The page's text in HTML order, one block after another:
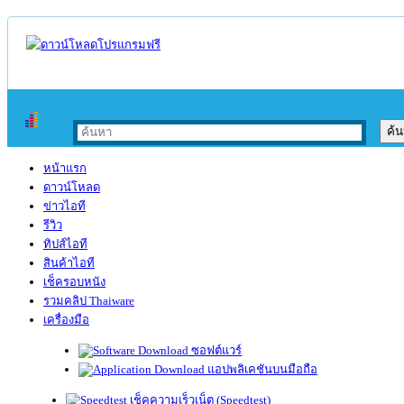
หน้าแรก
ดาวน์โหลด
ข่าวไอที
รีวิว
ทิปส์ไอที
สินค้าไอที
เช็ครอบหนัง
รวมคลิป Thaiware
เครื่องมือ
ซอฟต์แวร์
แอปพลิเคชันบนมือถือ
เช็คความเร็วเน็ต (Speedtest)